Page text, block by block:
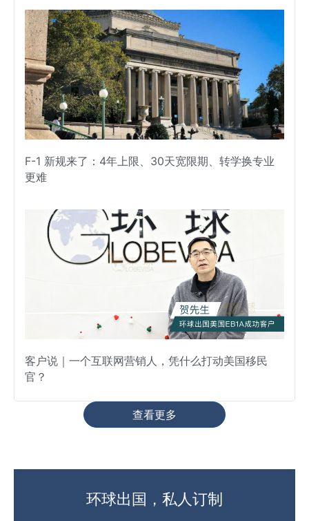
F-1 新规来了：4年上限、30天宽限期、转学换专业
更难
客户说｜一个互联网营销人，凭什么打动美国移民
官？
查看更多
环球出国，私人订制